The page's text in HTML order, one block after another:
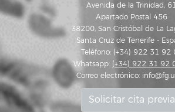
Avenida de la Trinidad,
Apartado Postal 456
38200, San Cristóbal de La
Santa Cruz de Tenerife -
Teléfono: (+34) 922 31 92
Whatsapp: (+34) 922 31 92
Correo electrónico:
Solicitar cita previa